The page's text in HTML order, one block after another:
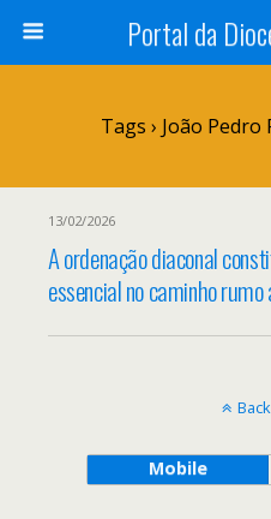
Portal da
Tags › João
13/02/2026
A ordenação diaconal
essencial no caminho
Mobile